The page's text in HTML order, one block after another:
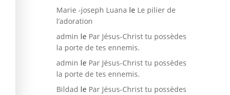
Marie -joseph Luana le Le pilier de
l’adoration
admin le Par Jésus-Christ tu possèdes
la porte de tes ennemis.
admin le Par Jésus-Christ tu possèdes
la porte de tes ennemis.
Bildad le Par Jésus-Christ tu possèdes